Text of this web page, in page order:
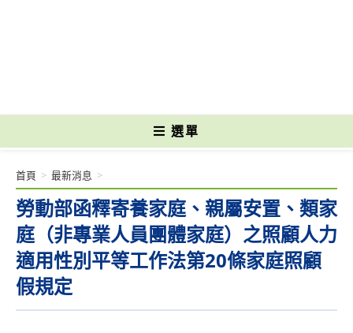
選單
勞動部函釋寄養家庭、親屬安置、類家
庭（非專業人員團體家庭）之照顧人力
適用性別平等工作法第20條家庭照顧
假規定
首頁 > 最新消息 >